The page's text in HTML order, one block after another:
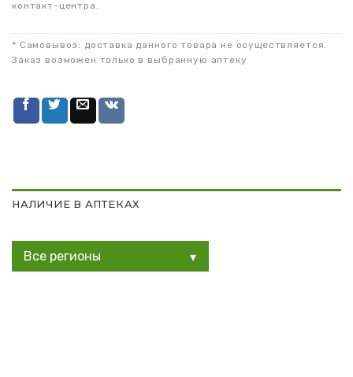
контакт-центра.
* Самовывоз: доставка данного товара не осуществляется.
Заказ возможен только в выбранную аптеку
НАЛИЧИЕ В АПТЕКАХ
Все регионы